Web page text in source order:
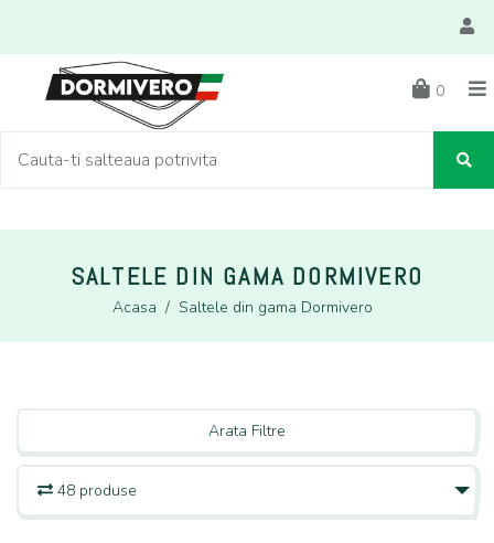
0
SALTELE DIN GAMA DORMIVERO
Acasa / Saltele din gama Dormivero
Arata Filtre
48 produse